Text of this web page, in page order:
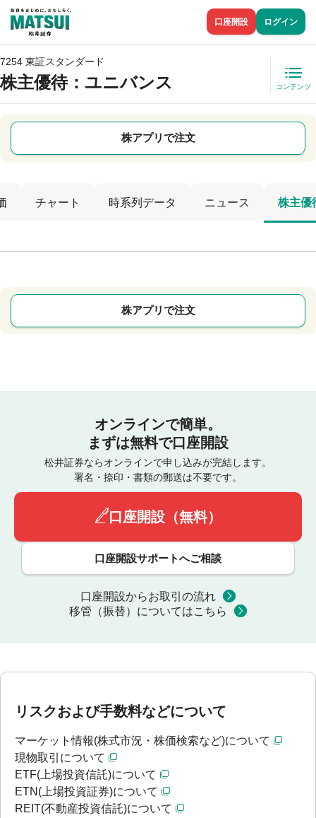
口座開設 ログイン
7254 東証スタンダード
株主優待：ユニバンス コンテンツ
株アプリで注文
チャート 時系列データ ニュース 株主優
株アプリで注文
オンラインで簡単。
まずは無料で口座開設
松井証券ならオンラインで申し込みが完結します。
署名・捺印・書類の郵送は不要です。
口座開設（無料）
口座開設サポートへご相談
口座開設からお取引の流れ
移管（振替）についてはこちら
リスクおよび手数料などについて
マーケット情報(株式市況・株価検索など)について
現物取引について
ETF(上場投資信託)について
ETN(上場投資証券)について
REIT(不動産投資信託)について